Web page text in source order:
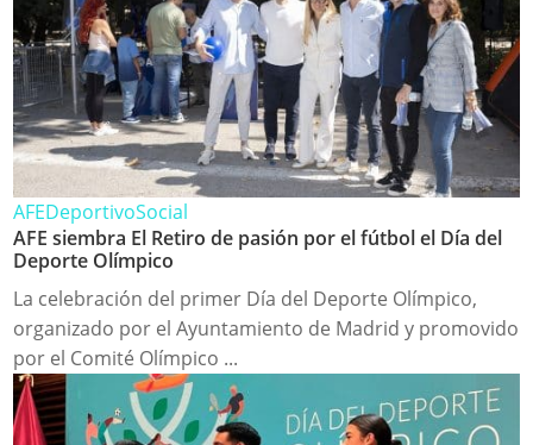
AFEDeportivoSocial
AFE siembra El Retiro de pasión por el fútbol el Día del
Deporte Olímpico
La celebración del primer Día del Deporte Olímpico,
organizado por el Ayuntamiento de Madrid y promovido
por el Comité Olímpico ...